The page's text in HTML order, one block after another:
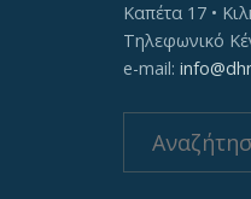
Καπέτα 17 •
Τηλεφωνικό
e-mail: